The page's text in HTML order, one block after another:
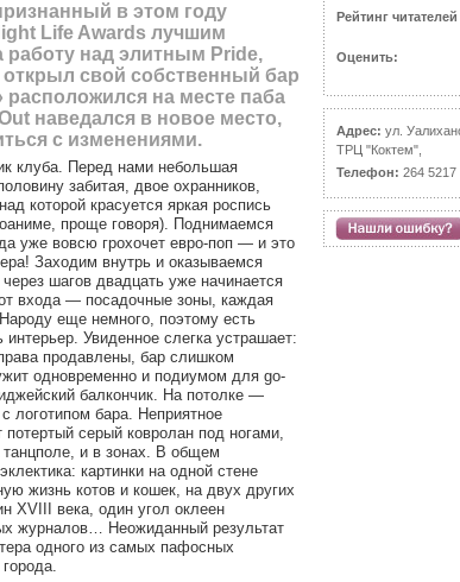
Рейтинг
Оценить:
Адрес: ул.
ТРЦ "Коктем",
Телефон: 264 5217
в этом году
Life Awards лучшим
работу над элитным Pride,
открыл свой собственный бар
расположился на месте паба
наведался в новое место,
с изменениями.
клуба. Перед нами небольшая
забитая, двое охранников,
которой красуется яркая роспись
проще говоря). Поднимаемся
уже вовсю грохочет евро-поп — и это
Заходим внутрь и оказываемся
шагов двадцать уже начинается
входа — посадочные зоны, каждая
еще немного, поэтому есть
интерьер. Увиденное слегка устрашает:
продавлены, бар слишком
одновременно и подиумом для go-
балкончик. На потолке —
логотипом бара. Неприятное
серый ковролан под ногами,
и в зонах. В общем
картинки на одной стене
жизнь котов и кошек, на двух других
XVIII века, один угол оклеен
журналов… Неожиданный результат
одного из самых пафосных